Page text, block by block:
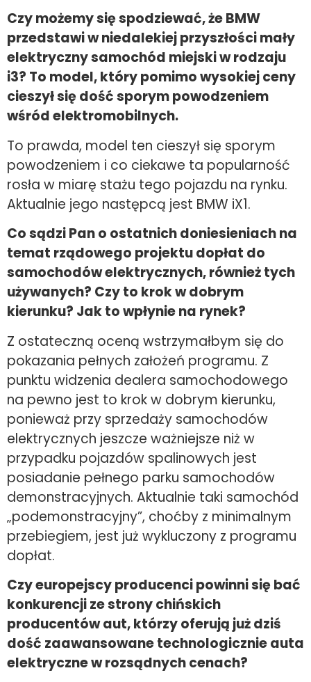
Czy możemy się spodziewać, że BMW
przedstawi w niedalekiej przyszłości mały
elektryczny samochód miejski w rodzaju
i3? To model, który pomimo wysokiej ceny
cieszył się dość sporym powodzeniem
wśród elektromobilnych.
To prawda, model ten cieszył się sporym
powodzeniem i co ciekawe ta popularność
rosła w miarę stażu tego pojazdu na rynku.
Aktualnie jego następcą jest BMW iX1.
Co sądzi Pan o ostatnich doniesieniach na
temat rządowego projektu dopłat do
samochodów elektrycznych, również tych
używanych? Czy to krok w dobrym
kierunku? Jak to wpłynie na rynek?
Z ostateczną oceną wstrzymałbym się do
pokazania pełnych założeń programu. Z
punktu widzenia dealera samochodowego
na pewno jest to krok w dobrym kierunku,
ponieważ przy sprzedaży samochodów
elektrycznych jeszcze ważniejsze niż w
przypadku pojazdów spalinowych jest
posiadanie pełnego parku samochodów
demonstracyjnych. Aktualnie taki samochód
„podemonstracyjny”, choćby z minimalnym
przebiegiem, jest już wykluczony z programu
dopłat.
Czy europejscy producenci powinni się bać
konkurencji ze strony chińskich
producentów aut, którzy oferują już dziś
dość zaawansowane technologicznie auta
elektryczne w rozsądnych cenach?